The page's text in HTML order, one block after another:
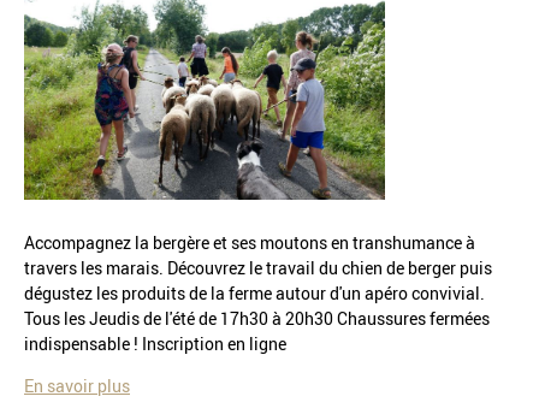
Accompagnez la bergère et ses moutons en transhumance à
travers les marais. Découvrez le travail du chien de berger puis
dégustez les produits de la ferme autour d'un apéro convivial.
Tous les Jeudis de l'été de 17h30 à 20h30 Chaussures fermées
indispensable ! Inscription en ligne
En savoir plus